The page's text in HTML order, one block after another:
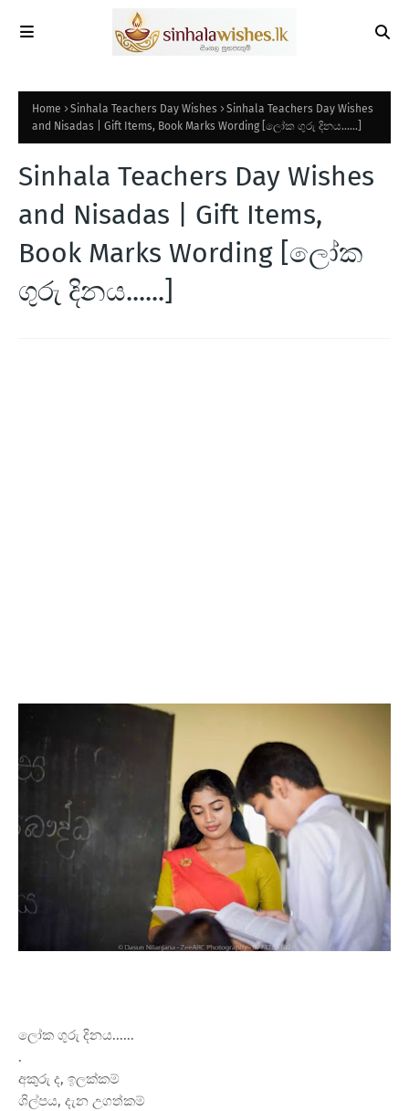
Home Sinhala Teachers Day Wishes
Sinhala Teachers Day Wishes
and Nisadas | Gift Items, Book Marks Wording [ලෝක ගුරු දිනය......]
Sinhala Teachers Day Wishes
and Nisadas | Gift Items,
Book Marks Wording [ලෝක
ගුරු දිනය......]
ලෝක ගුරු දිනය......
.
අකුරු ද, ඉලක්කම්
ශිල්පය, දැන උගත්කම්